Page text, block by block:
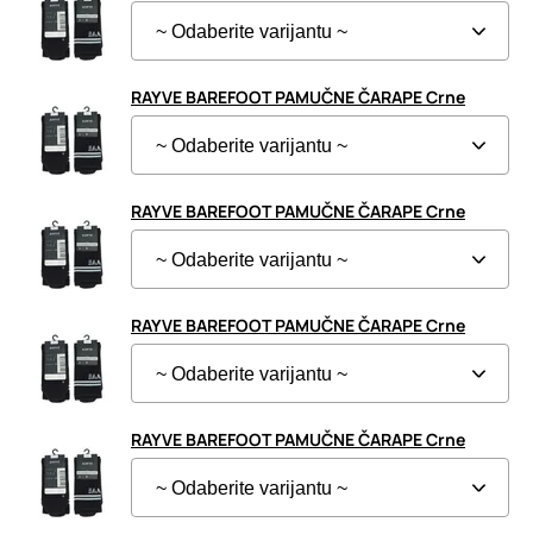
RAYVE BAREFOOT PAMUČNE ČARAPE Crne
RAYVE BAREFOOT PAMUČNE ČARAPE Crne
RAYVE BAREFOOT PAMUČNE ČARAPE Crne
RAYVE BAREFOOT PAMUČNE ČARAPE Crne